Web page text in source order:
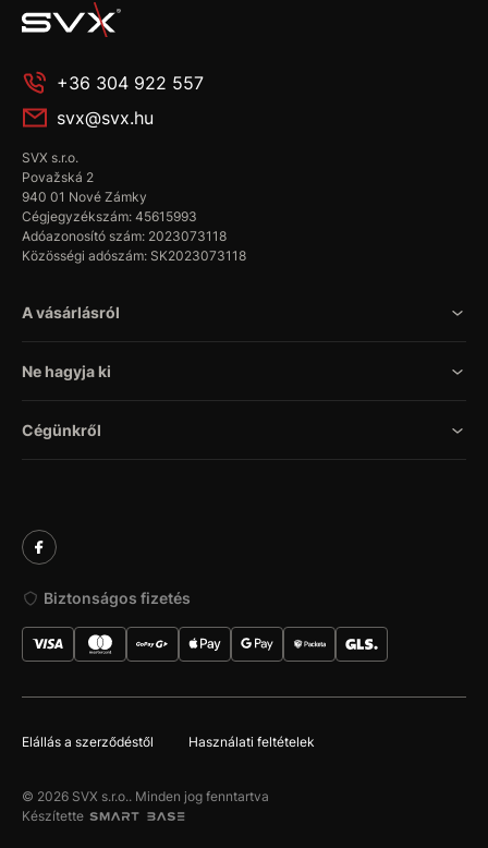
+36 304 922 557
svx@svx.hu
SVX s.r.o.
Považská 2
940 01 Nové Zámky
Cégjegyzékszám: 45615993
Adóazonosító szám: 2023073118
Közösségi adószám: SK2023073118
A vásárlásról
Ne hagyja ki
Cégünkről
Biztonságos fizetés
© 2026 SVX s.r.o.. Minden jog fenntartva
Készítette
Elállás a szerződéstől Használati feltételek